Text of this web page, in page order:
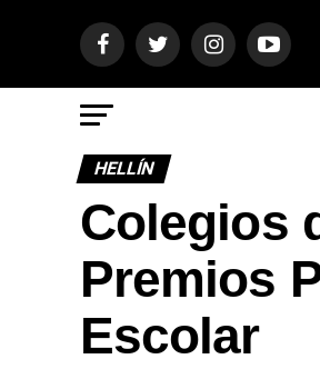
HELLÍN
Colegios
Premios
Escolar